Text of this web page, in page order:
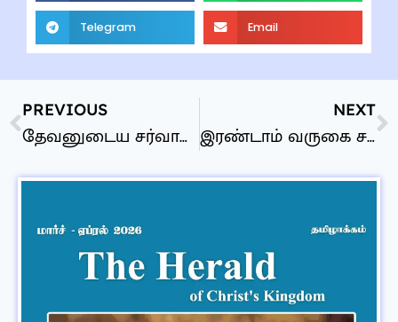
Telegram Email
PREVIOUS
தேவனுடைய சர்வாயுதங்கள்
NEXT
இரண்டாம் வருகை சம்பபிக்க வேண்டியவைகள்